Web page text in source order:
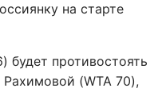
на старте
будет противостоять
(WTA 70),